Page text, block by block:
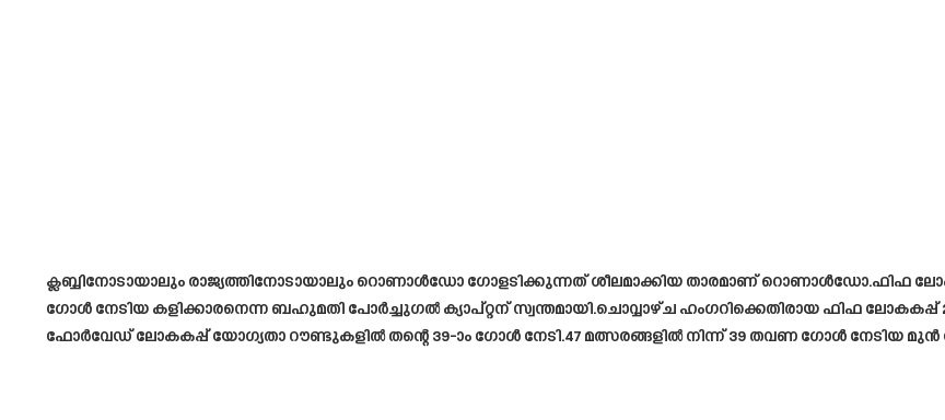
ക്ലബ്ബിനോടായാലും രാജ്യത്തിനോടായാലും റൊണാൾഡോ ഗോളടിക്കുന്നത് ശീലമാക്കിയ താരമാണ് റൊണാൾഡോ.ഫിഫ
ഗോൾ നേടിയ കളിക്കാരനെന്ന ബഹുമതി പോർച്ചുഗൽ ക്യാപ്റ്റന് സ്വന്തമായി.ചൊവ്വാഴ്ച ഹംഗറിക്കെതിരായ ഫിഫ ലോകകപ്പ്
ഫോർവേഡ് ലോകകപ്പ് യോഗ്യതാ റൗണ്ടുകളിൽ തന്റെ 39-ാം ഗോൾ നേടി.47 മത്സരങ്ങളിൽ നിന്ന് 39 തവണ ഗോൾ നേടിയ മുൻ